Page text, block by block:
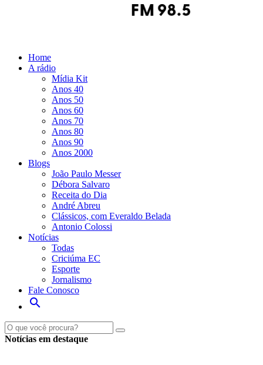
Home
A rádio
Mídia Kit
Anos 40
Anos 50
Anos 60
Anos 70
Anos 80
Anos 90
Anos 2000
Blogs
João Paulo Messer
Débora Salvaro
Receita do Dia
André Abreu
Clássicos, com Everaldo Belada
Antonio Colossi
Notícias
Todas
Criciúma EC
Esporte
Jornalismo
Fale Conosco
search
Notícias em destaque